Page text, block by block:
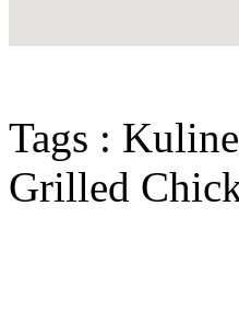
Tags :
Grilled